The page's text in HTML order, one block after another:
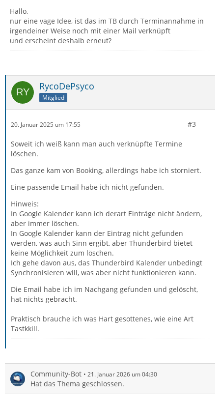
Hallo,
nur eine vage Idee, ist das im TB durch Terminannahme in
irgendeiner Weise noch mit einer Mail verknüpft
und erscheint deshalb erneut?
RycoDePsyco
Mitglied
20. Januar 2025 um 17:55 #3
Soweit ich weiß kann man auch verknüpfte Termine
löschen.
Das ganze kam von Booking, allerdings habe ich storniert.
Eine passende Email habe ich nicht gefunden.
Hinweis:
In Google Kalender kann ich derart Einträge nicht ändern,
aber immer löschen.
In Google Kalender kann der Eintrag nicht gefunden
werden, was auch Sinn ergibt, aber Thunderbird bietet
keine Möglichkeit zum löschen.
Ich gehe davon aus, das Thunderbird Kalender unbedingt
Synchronisieren will, was aber nicht funktionieren kann.
Die Email habe ich im Nachgang gefunden und gelöscht,
hat nichts gebracht.
Praktisch brauche ich was Hart gesottenes, wie eine Art
Tastkkill.
Community-Bot 21. Januar 2026 um 04:30
Hat das Thema geschlossen.